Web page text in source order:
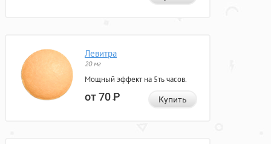
Левитра
20 мг
Мощный эффект на 5ть часов.
от 70Р Купить